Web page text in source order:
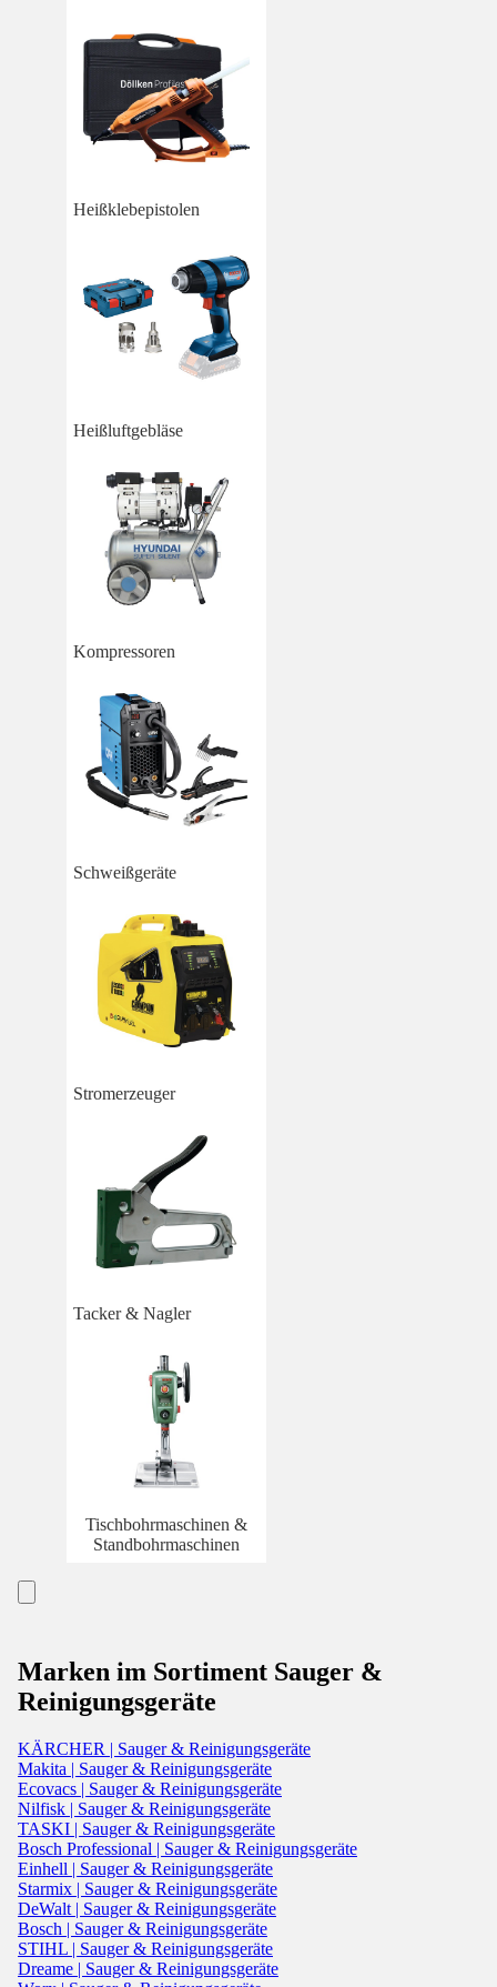
Heißklebepistolen
Heißluftgebläse
Kompressoren
Schweißgeräte
Stromerzeuger
Tacker & Nagler
Tischbohrmaschinen &
Standbohrmaschinen
Marken im Sortiment Sauger &
Reinigungsgeräte
KÄRCHER | Sauger & Reinigungsgeräte
Makita | Sauger & Reinigungsgeräte
Ecovacs | Sauger & Reinigungsgeräte
Nilfisk | Sauger & Reinigungsgeräte
TASKI | Sauger & Reinigungsgeräte
Bosch Professional | Sauger & Reinigungsgeräte
Einhell | Sauger & Reinigungsgeräte
Starmix | Sauger & Reinigungsgeräte
DeWalt | Sauger & Reinigungsgeräte
Bosch | Sauger & Reinigungsgeräte
STIHL | Sauger & Reinigungsgeräte
Dreame | Sauger & Reinigungsgeräte